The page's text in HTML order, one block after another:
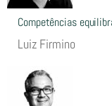
Competências
Luiz Firmino